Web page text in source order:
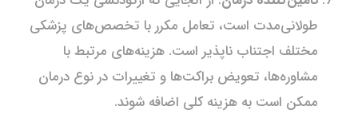
طولانی‌مدت است، تعامل مکرر با تخصص‌های پزشکی
مختلف اجتناب ناپذیر است. هزینه‌های مرتبط با
مشاوره‌ها، تعویض براکت‌ها و تغییرات در نوع درمان
ممکن است به هزینه کلی اضافه شوند.